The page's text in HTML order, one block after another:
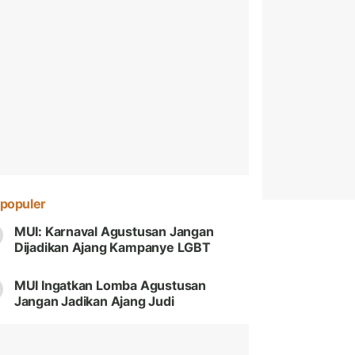
MUI: Karnaval Agustusan Jangan
Dijadikan Ajang Kampanye LGBT
MUI Ingatkan Lomba Agustusan
Jangan Jadikan Ajang Judi